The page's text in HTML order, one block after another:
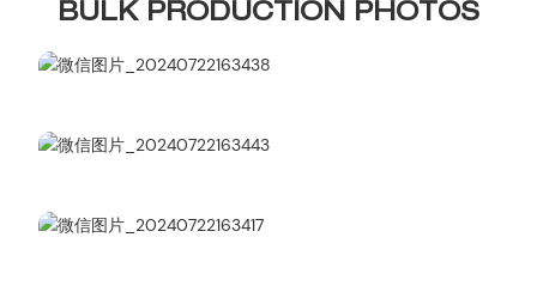
BULK PRODUCTION PHOTOS